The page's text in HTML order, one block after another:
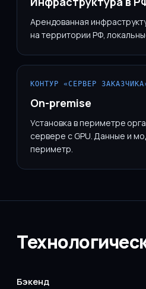
Арендованная
на территории РФ,
КОНТУР «СЕРВЕР
On-premise
Установка в периметре
сервере с GPU. Данные и
периметр.
Бэкенд